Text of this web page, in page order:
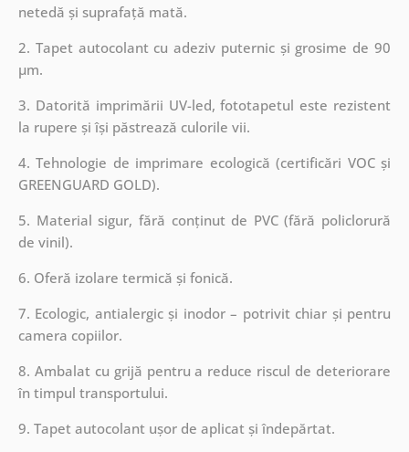
netedă și suprafață mată.
2. Tapet autocolant cu adeziv puternic și grosime de 90
µm.
3. Datorită imprimării UV-led, fototapetul este rezistent
la rupere și își păstrează culorile vii.
4. Tehnologie de imprimare ecologică (certificări VOC și
GREENGUARD GOLD).
5. Material sigur, fără conținut de PVC (fără policlorură
de vinil).
6. Oferă izolare termică și fonică.
7. Ecologic, antialergic și inodor – potrivit chiar și pentru
camera copiilor.
8. Ambalat cu grijă pentru a reduce riscul de deteriorare
în timpul transportului.
9. Tapet autocolant ușor de aplicat și îndepărtat.